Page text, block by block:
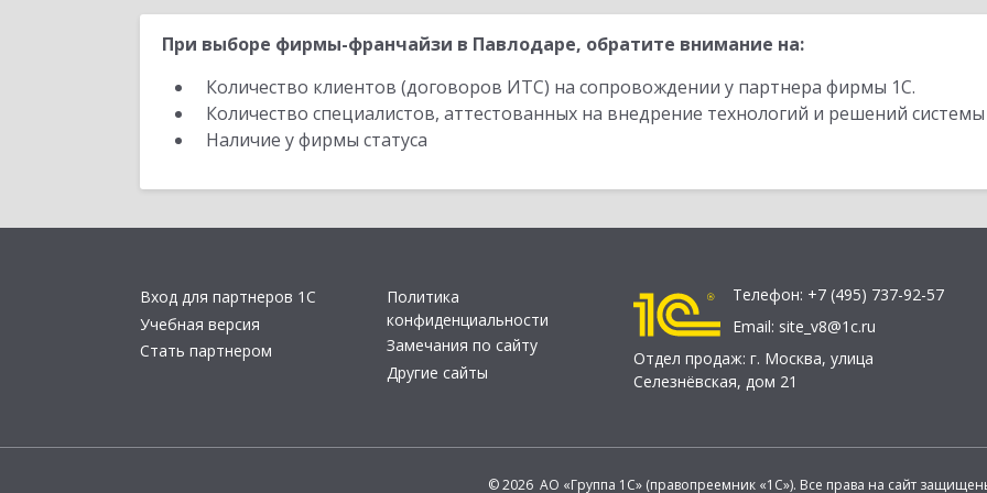
При выборе фирмы-франчайзи в Павлодаре, обратите внимание на:
Количество клиентов (договоров ИТС) на сопровождении у партнера фирмы 1С.
Количество специалистов, аттестованных на внедрение технологий и решений
Наличие у фирмы статуса
Вход для партнеров 1С
Учебная версия
Стать партнером
Политика
конфиденциальности
Замечания по сайту
Другие сайты
Телефон: +7 (495) 737-92-57
Email: site_v8@1c.ru
Отдел продаж: г. Москва, улица
Селезнёвская, дом 21
© 2026 АО «Группа 1С» (правопреемник «1С»). Все права на сайт